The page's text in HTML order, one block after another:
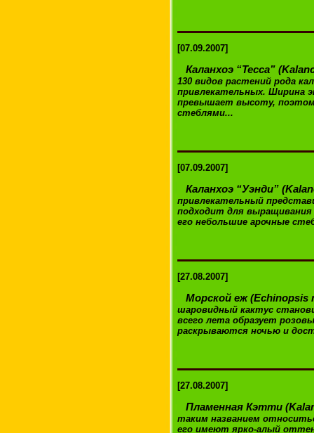
[07.09.2007]
Каланхоэ “Тесса”
130 видов растений рода
привлекательных. Ширина
превышает высоту,
стеблями...
[07.09.2007]
Каланхоэ “Уэнди”
привлекательный
подходит для выращивания
его небольшие арочные
[27.08.2007]
Морской еж (Echinopsis
шаровидный кактус
всего лета образует
раскрываются ночью и
[27.08.2007]
Пламенная Кэтти
таким названием
его имеют ярко-алый